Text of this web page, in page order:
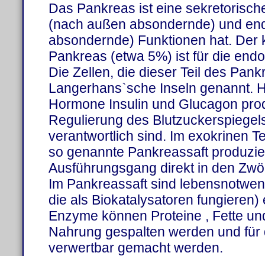
Das Pankreas ist eine
(nach außen absondernde) und
absondernde) Funktionen hat. Der
Pankreas (etwa 5%) ist für die
Die Zellen, die dieser Teil des
Langerhans`sche Inseln genannt.
Hormone Insulin und Glucagon
Regulierung des
verantwortlich sind. Im exokrinen
so genannte Pankreassaft
Ausführungsgang direkt in den
Im Pankreassaft sind
die als Biokatalysatoren fungieren)
Enzyme können Proteine , Fette
Nahrung gespalten werden und
verwertbar gemacht werden.